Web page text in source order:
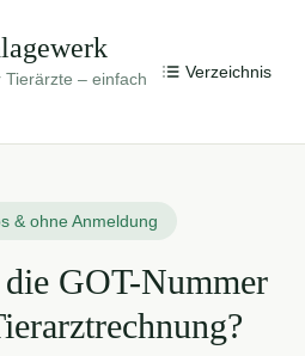
– einfach
Verzeichnis
& ohne Anmeldung
die GOT-Nummer